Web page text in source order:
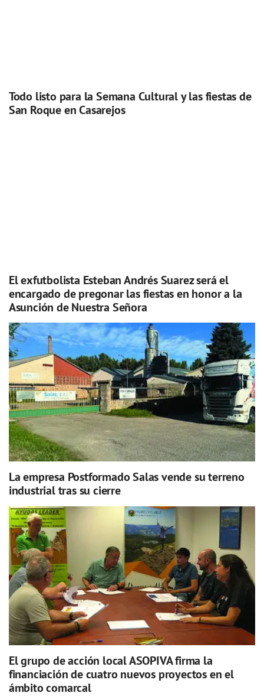
Todo listo para la Semana Cultural y las fiestas de
San Roque en Casarejos
El exfutbolista Esteban Andrés Suarez será el
encargado de pregonar las fiestas en honor a la
Asunción de Nuestra Señora
La empresa Postformado Salas vende su terreno
industrial tras su cierre
El grupo de acción local ASOPIVA firma la
financiación de cuatro nuevos proyectos en el
ámbito comarcal